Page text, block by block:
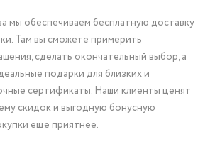
мы обеспечиваем бесплатную доставку
Там вы сможете примерить
сделать окончательный выбор, а
подарки для близких и
сертификаты. Наши клиенты ценят
скидок и выгодную бонусную
еще приятнее.